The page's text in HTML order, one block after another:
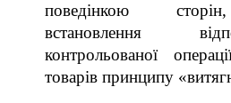
поведінкою
встановлення
контрольованої
товарів принципу